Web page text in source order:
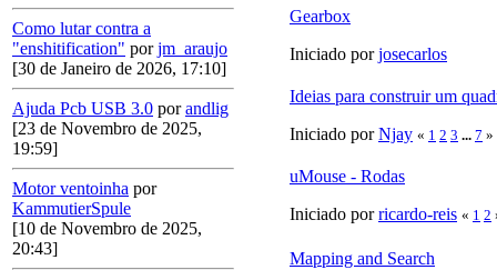
Como lutar contra a
"enshitification" porjm_araujo
[30 de Janeiro de 2026, 17:10]
Ajuda Pcb USB 3.0 porandlig
[23 de Novembro de 2025,
19:59]
Motor ventoinha por
KammutierSpule
[10 de Novembro de 2025,
20:43]
Gearbox
Iniciado porjosecarlos
Ideias para construir um
Iniciado porNjay « 1 2 3 ... 7 »
uMouse - Rodas
Iniciado porricardo-reis « 1 2
Mapping and Search